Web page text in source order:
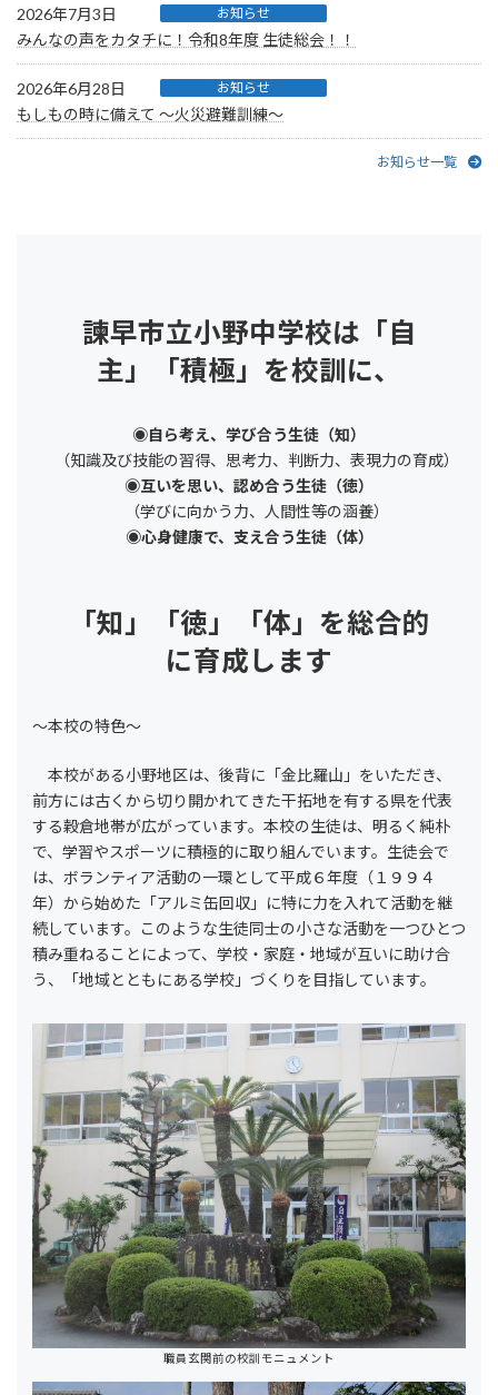
2026年7月3日 お知らせ
みんなの声をカタチに！令和8年度 生徒総会！！
2026年6月28日 お知らせ
もしもの時に備えて ～火災避難訓練～
お知らせ一覧
諫早市立小野中学校は「自
主」「積極」を校訓に、
◉自ら考え、学び合う生徒（知）
（知識及び技能の習得、思考力、判断力、表現力の育成）
◉互いを思い、認め合う生徒（徳）
（学びに向かう力、人間性等の涵養）
◉心身健康で、支え合う生徒（体）
「知」「徳」「体」 を総合的
に育成します
〜本校の特色〜
本校がある小野地区は、後背に「金比羅山」をいただき、
前方には古くから切り開かれてきた干拓地を有する県を代表
する穀倉地帯が広がっています。本校の生徒は、明るく純朴
で、学習やスポーツに積極的に取り組んでいます。生徒会で
は、ボランティア活動の一環として平成６年度（１９９４
年）から始めた「アルミ缶回収」に特に力を入れて活動を継
続しています。このような生徒同士の小さな活動を一つひとつ
積み重ねることによって、学校・家庭・地域が互いに助け合
う、「地域とともにある学校」づくりを目指しています。
職員玄関前の校訓モニュメント